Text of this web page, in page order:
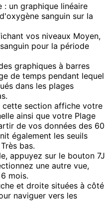
: un graphique linéaire
sanguin sur la
vos niveaux Moyen,
pour la période
graphiques à barres
de temps pendant lequel
dans les plages
.
cette section affiche votre
ainsi que votre Plage
de vos données des 60
également les seuils
Très bas.
appuyez sur le bouton 7J
une autre vue,
6 mois.
et droite situées à côté
naviguer vers les